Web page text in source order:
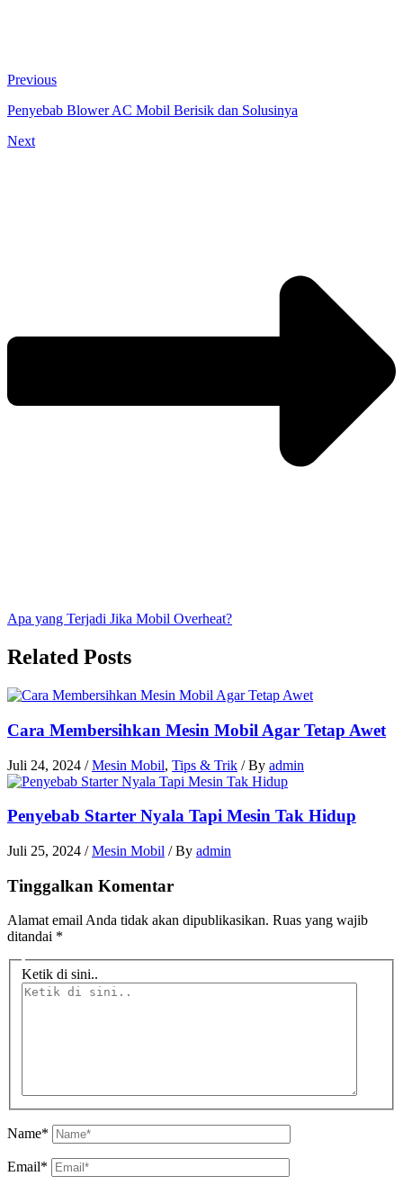
Previous
Penyebab Blower AC Mobil Berisik dan Solusinya
Next
Apa yang Terjadi Jika Mobil Overheat?
Related Posts
Cara Membersihkan Mesin Mobil Agar Tetap Awet
Juli 24, 2024 /Mesin Mobil, Tips & Trik / By admin
Penyebab Starter Nyala Tapi Mesin Tak Hidup
Juli 25, 2024 /Mesin Mobil / By admin
Tinggalkan Komentar
Alamat email Anda tidak akan dipublikasikan. Ruas yang wajib
ditandai *
Ketik di sini..
Name*
Email*